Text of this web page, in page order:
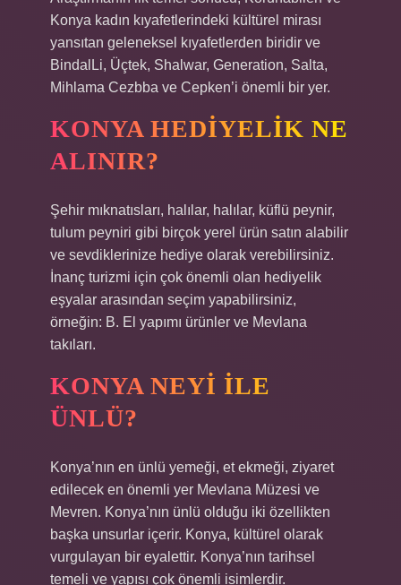
Konya kadın kıyafetlerindeki kültürel mirası
yansıtan geleneksel kıyafetlerden biridir ve
BindalLi, Üçtek, Shalwar, Generation, Salta,
Mihlama Cezbba ve Cepken’i önemli bir yer.
KONYA HEDIYELIK NE
ALINIR?
Şehir mıknatısları, halılar, halılar, küflü peynir,
tulum peyniri gibi birçok yerel ürün satın alabilir
ve sevdiklerinize hediye olarak verebilirsiniz.
İnanç turizmi için çok önemli olan hediyelik
eşyalar arasından seçim yapabilirsiniz,
örneğin: B. El yapımı ürünler ve Mevlana
takıları.
KONYA NEYI ILE
ÜNLÜ?
Konya’nın en ünlü yemeği, et ekmeği, ziyaret
edilecek en önemli yer Mevlana Müzesi ve
Mevren. Konya’nın ünlü olduğu iki özellikten
başka unsurlar içerir. Konya, kültürel olarak
vurgulayan bir eyalettir. Konya’nın tarihsel
temeli ve yapısı çok önemli isimlerdir.